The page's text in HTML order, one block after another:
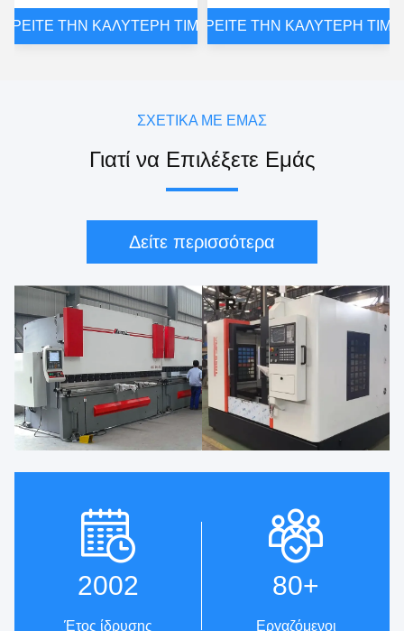
ώρα
ΒΡΕΊΤΕ ΤΗΝ ΚΑΛΎΤΕΡΗ ΤΙΜΉΒΡΕΊΤΕ ΤΗΝ ΚΑΛΎΤΕΡΗ ΤΙΜΉ
ΣΧΕΤΙΚΆ ΜΕ ΕΜΆΣ
Γιατί να Επιλέξετε Εμάς
Δείτε περισσότερα
2002
Έτος ίδρυσης
80+
Εργαζόμενοι